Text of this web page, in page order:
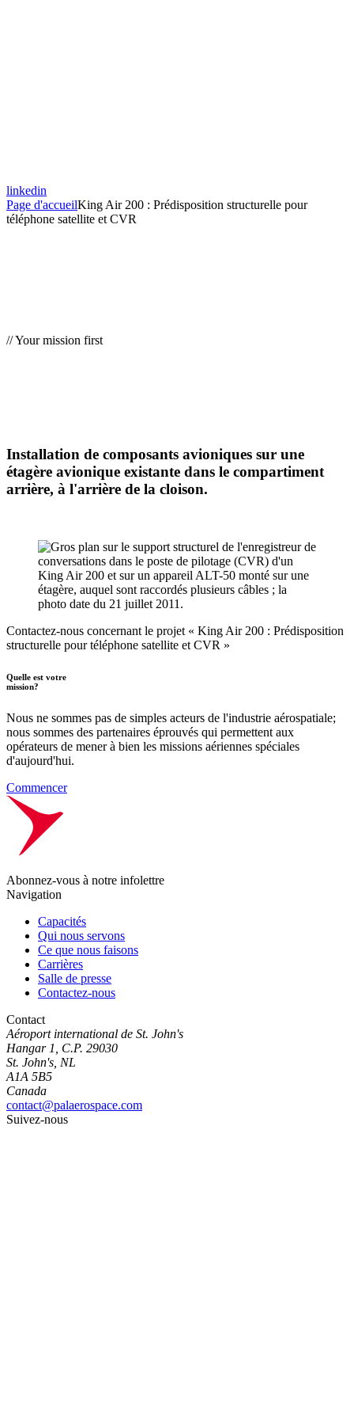
linkedin
Page d'accueilKing Air 200 : Prédisposition structurelle pour
téléphone satellite et CVR
// Your mission first
Installation de composants avioniques sur une
étagère avionique existante dans le compartiment
arrière, à l'arrière de la cloison.
Contactez-nous concernant le projet « King Air 200 : Prédisposition
structurelle pour téléphone satellite et CVR »
Quelle est votre
mission?
Nous ne sommes pas de simples acteurs de l'industrie aérospatiale;
nous sommes des partenaires éprouvés qui permettent aux
opérateurs de mener à bien les missions aériennes spéciales
d'aujourd'hui.
Commencer
Abonnez-vous à notre infolettre
Navigation
Capacités
Qui nous servons
Ce que nous faisons
Carrières
Salle de presse
Contactez-nous
Contact
Aéroport international de St. John's
Hangar 1, C.P. 29030
St. John's, NL
A1A 5B5
Canada
contact@palaerospace.com
Suivez-nous